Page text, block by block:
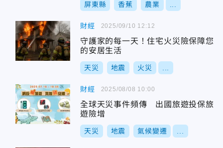
屏東縣 香蕉 農業
財經
守護家的每一天！住宅火災險保障您
的安居生活
天災 地震 火災
2025/09/10 12:12
財經
全球天災事件頻傳 出國旅遊投保旅
遊險增
天災 地震 氣候變遷
2025/08/08 10:00